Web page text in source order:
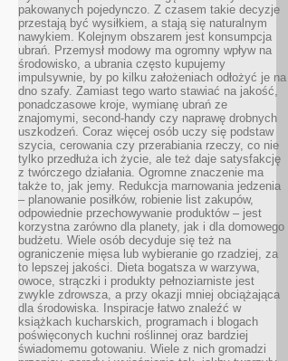
pakowanych pojedynczo. Z czasem takie decyzje
przestają być wysiłkiem, a stają się naturalnym
nawykiem. Kolejnym obszarem jest konsumpcja
ubrań. Przemysł modowy ma ogromny wpływ na
środowisko, a ubrania często kupujemy
impulsywnie, by po kilku założeniach odłożyć je na
dno szafy. Zamiast tego warto stawiać na jakość,
ponadczasowe kroje, wymianę ubrań ze
znajomymi, second-handy czy naprawę drobnych
uszkodzeń. Coraz więcej osób uczy się podstaw
szycia, cerowania czy przerabiania rzeczy, co nie
tylko przedłuża ich życie, ale też daje satysfakcję
z twórczego działania. Ogromne znaczenie ma
także to, jak jemy. Redukcja marnowania jedzenia
– planowanie posiłków, robienie list zakupów,
odpowiednie przechowywanie produktów – jest
korzystna zarówno dla planety, jak i dla domowego
budżetu. Wiele osób decyduje się też na
ograniczenie mięsa lub wybieranie go rzadziej, za
to lepszej jakości. Dieta bogatsza w warzywa,
owoce, strączki i produkty pełnoziarniste jest
zwykle zdrowsza, a przy okazji mniej obciążająca
dla środowiska. Inspiracje łatwo znaleźć w
książkach kucharskich, programach i blogach
poświęconych kuchni roślinnej oraz bardziej
świadomemu gotowaniu. Wiele z nich gromadzi